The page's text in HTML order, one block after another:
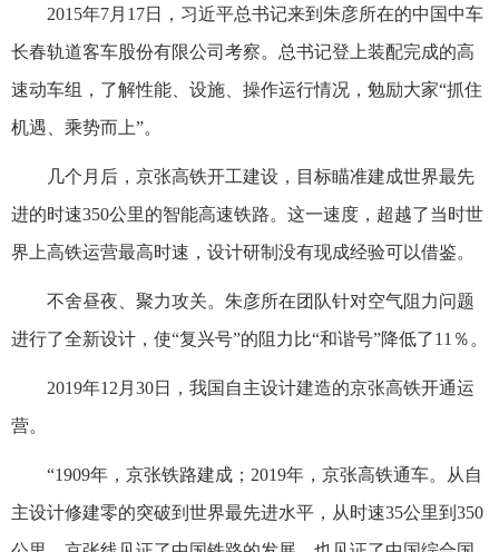
2015年7月17日，习近平总书记来到朱彦所在的中国中车
长春轨道客车股份有限公司考察。总书记登上装配完成的高
速动车组，了解性能、设施、操作运行情况，勉励大家“抓住
机遇、乘势而上”。
几个月后，京张高铁开工建设，目标瞄准建成世界最先
进的时速350公里的智能高速铁路。这一速度，超越了当时世
界上高铁运营最高时速，设计研制没有现成经验可以借鉴。
不舍昼夜、聚力攻关。朱彦所在团队针对空气阻力问题
进行了全新设计，使“复兴号”的阻力比“和谐号”降低了11％。
2019年12月30日，我国自主设计建造的京张高铁开通运
营。
“1909年，京张铁路建成；2019年，京张高铁通车。从自
主设计修建零的突破到世界最先进水平，从时速35公里到350